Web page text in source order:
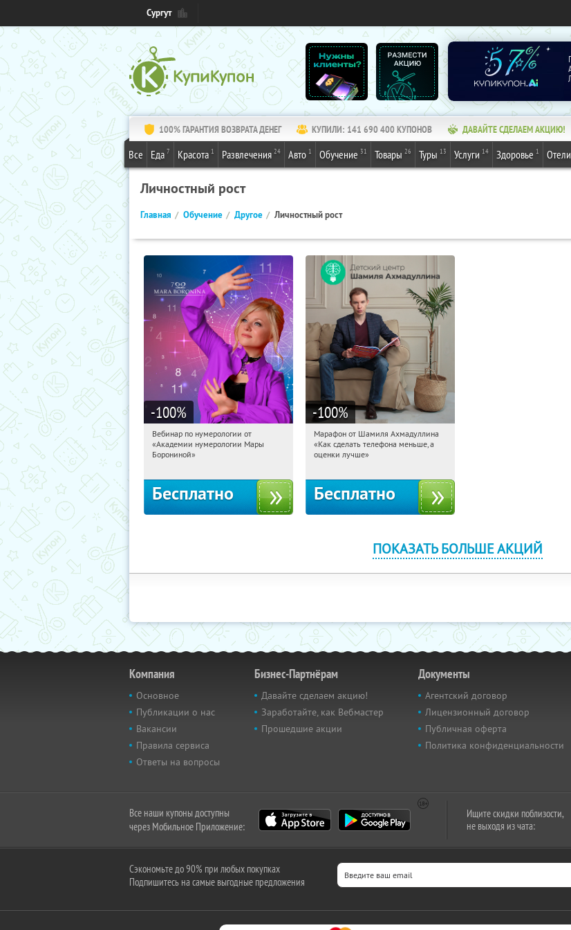
Сургут
100% ГАРАНТИЯ ВОЗВРАТА ДЕНЕГ КУПИЛИ: 141 690 400КУПОНОВ ДАВАЙТЕ СДЕЛАЕМ АКЦИЮ!
Все Еда 7 Красота 1 Развлечения 24 Авто 1 Обучение 31 Товары 26 Туры 13 Услуги 14 Здоровье 1 Отели
Личностный рост
Главная Обучение Другое Личностный рост
-100%
17:24:23 Получили:
Россия
Вебинар по нумерологии от
«Академии нумерологии Мары
Борониной»
Бесплатно
-100%
17:24:23 Получили:25
Россия
Марафон от Шамиля Ахмадуллина
«Как сделать телефона меньше, а
оценки лучше»
Бесплатно
ПОКАЗАТЬ БОЛЬШЕ АКЦИЙ
Компания
Основное
Публикации о нас
Вакансии
Правила сервиса
Ответы на вопросы
Бизнес-Партнёрам
Давайте сделаем акцию!
Заработайте, как Вебмастер
Прошедшие акции
Документы
Агентский договор
Лицензионный договор
Публичная оферта
Политика конфиденциальности
Все наши купоны доступны
через Мобильное Приложение:
Ищите скидки поблизости,
не выходя из чата:
Сэкономьте до 90% при любых покупках
Подпишитесь на самые выгодные предложения